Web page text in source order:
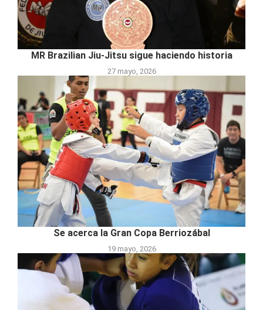
MR Brazilian Jiu-Jitsu sigue haciendo historia
27 mayo, 2026
Se acerca la Gran Copa Berriozábal
19 mayo, 2026